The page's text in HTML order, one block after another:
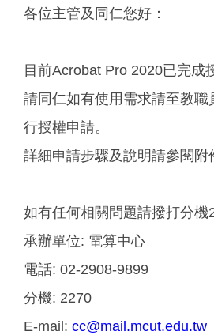
各位主管及同仁您好：
目前Acrobat Pro 2020已完成
請同仁如有使用需求請至教職
行授權申請。
詳細申請步驟及說明請參閱附
如有任何相關問題請撥打分機
承辦單位: 電算中心
電話: 02-2908-9899
分機: 2270
E-mail: cc@mail.mcut.edu.tw